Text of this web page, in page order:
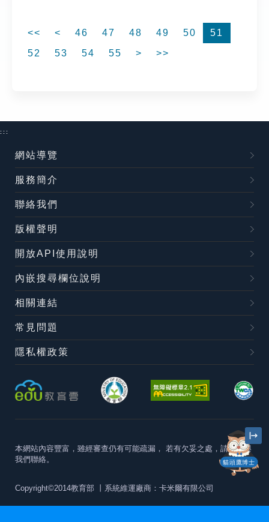
<< < 46 47 48 49 50
51
52
53 54 55 > >>
貓頭鷹博士
:::
網站導覽
服務簡介
聯絡我們
版權聲明
開放API使用說明
內嵌搜尋欄位說明
相關連結
常見問題
隱私權政策
本網站內容豐富，雖經審查仍有可能疏漏， 若有欠妥之處，請隨時與
我們聯絡。
Copyright©2014教育部 丨系統維運廠商：卡米爾有限公司